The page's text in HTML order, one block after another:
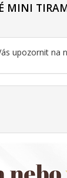
MINI
upozornit na